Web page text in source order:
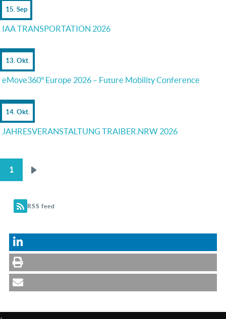
15. Sep
IAA TRANSPORTATION 2026
13. Okt.
eMove360° Europe 2026 – Future Mobility Conference
14. Okt.
JAHRESVERANSTALTUNG TRAIBER.NRW 2026
1
RSS feed